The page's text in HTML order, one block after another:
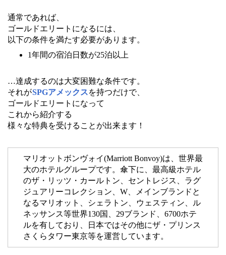
通常であれば、
ゴールドエリートになるには、
以下の条件を満たす必要があります。
1年間の宿泊日数が25泊以上
…達成するのは大変困難な条件です。
それがSPGアメックスを持つだけで、
ゴールドエリートになって
これから紹介する
様々な特典を受けることが出来ます！
マリオットボンヴォイ(Marriott Bonvoy)は、世界最
大のホテルグループです。傘下に、最高級ホテル
のザ・リッツ・カールトン、セントレジス、ラグ
ジュアリーコレクション、W、メインブランドと
なるマリオット、シェラトン、ウェスティン、ル
ネッサンス等世界130国、29ブランド、6700ホテ
ルを有しており、日本ではその他にザ・プリンス
さくらタワー東京等を運営しています。